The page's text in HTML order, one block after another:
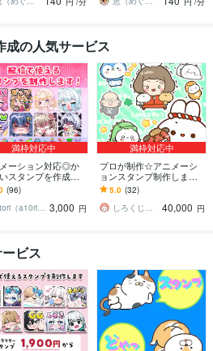
成の人気サービス
満枠対応中
ーション対応◎か
スタンプを作成し
業実績多数有！Yo
・Twitch・TikTok☆
(96)
atori（a10ri_p） 3,000 円
満枠対応中
プロが制作☆アニメーシ
ョンスタンプ制作します L
INE、YouTube、Twitch用
アニメスタンプ制作☆
5.0 (32)
しろくじらプラスし
40,000 円
ビス